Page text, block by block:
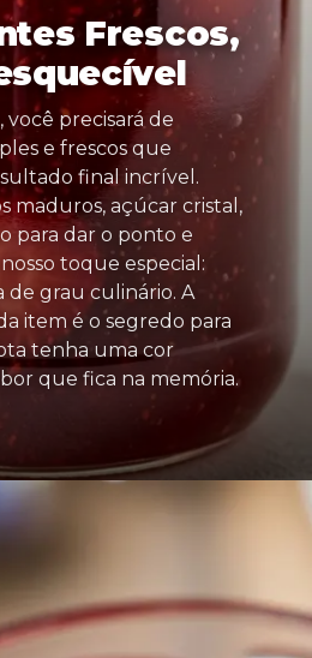
Frescos,
você precisará de
e frescos que
final incrível.
maduros, açúcar cristal,
para dar o ponto e
toque especial:
de grau culinário. A
item é o segredo para
tenha uma cor
que fica na memória.